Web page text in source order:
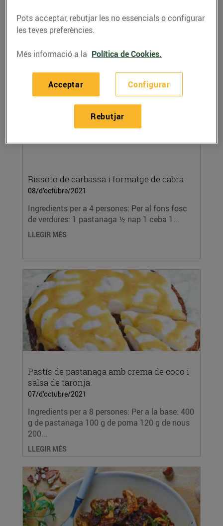
Ingredients: 1 manat de bledes 2 patates 1
ceba 2 grans d’all 100 ml de nata líquida 100 g
LLEGIR MÉS
Rissoto de carbassa i formatge de cabra
08/d’octubre/2021
Ingredients per a 4 persones: Per al fons fosc
de verdures: 1 pastanaga ½ nap 1 ceba 1...
LLEGIR MÉS
Pastís de pastanaga amb crema de coco i
salsa de taronja
07/d’octubre/2021
Ingredients per a 8 persones: Per a la base: 400
g de pastanaga 100 g de poma 120 g de nous
200...
LLEGIR MÉS
Pots acceptar, rebutjar les no essencials o configurar
les teves preferències.
Més informació a la Política de Cookies.
Configurar
Rebutjar
Acceptar